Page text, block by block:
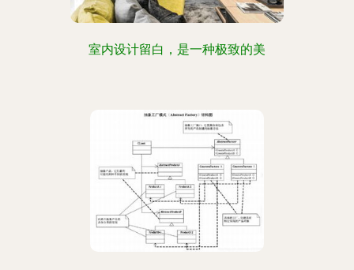
室内设计留白，是一种极致的美